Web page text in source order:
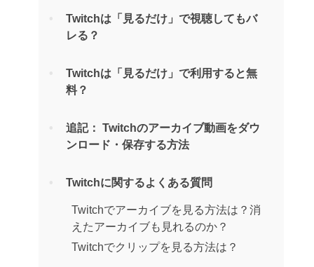
Twitchは「見るだけ」で視聴してもバ
レる？
Twitchは「見るだけ」で利用すると無
料？
追記： Twitchのアーカイブ動画をダウ
ンロード・保存する方法
Twitchに関するよくある質問
Twitchでアーカイブを見る方法は？消
えたアーカイブも見れるのか？
Twitchでクリップを見る方法は？